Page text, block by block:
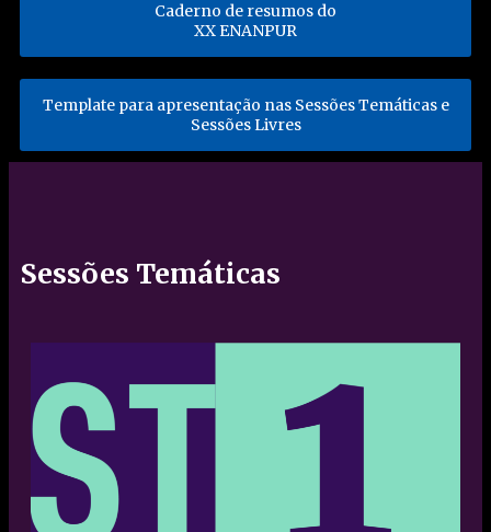
Caderno de resumos do
XX ENANPUR
Template para apresentação nas Sessões Temáticas e
Sessões Livres
Sessões Temáticas